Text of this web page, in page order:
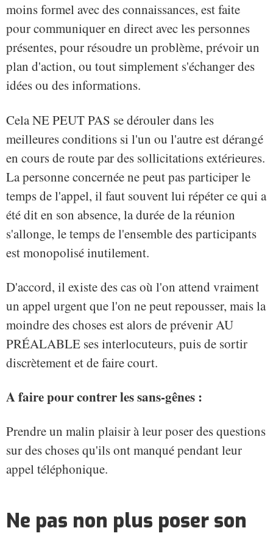
moins formel avec des connaissances, est faite
pour communiquer en direct avec les personnes
présentes, pour résoudre un problème, prévoir un
plan d'action, ou tout simplement s'échanger des
idées ou des informations.
Cela NE PEUT PAS se dérouler dans les
meilleures conditions si l'un ou l'autre est dérangé
en cours de route par des sollicitations extérieures.
La personne concernée ne peut pas participer le
temps de l'appel, il faut souvent lui répéter ce qui a
été dit en son absence, la durée de la réunion
s'allonge, le temps de l'ensemble des participants
est monopolisé inutilement.
D'accord, il existe des cas où l'on attend vraiment
un appel urgent que l'on ne peut repousser, mais la
moindre des choses est alors de prévenir AU
PRÉALABLE ses interlocuteurs, puis de sortir
discrètement et de faire court.
A faire pour contrer les sans-gênes :
Prendre un malin plaisir à leur poser des questions
sur des choses qu'ils ont manqué pendant leur
appel téléphonique.
Ne pas non plus poser son